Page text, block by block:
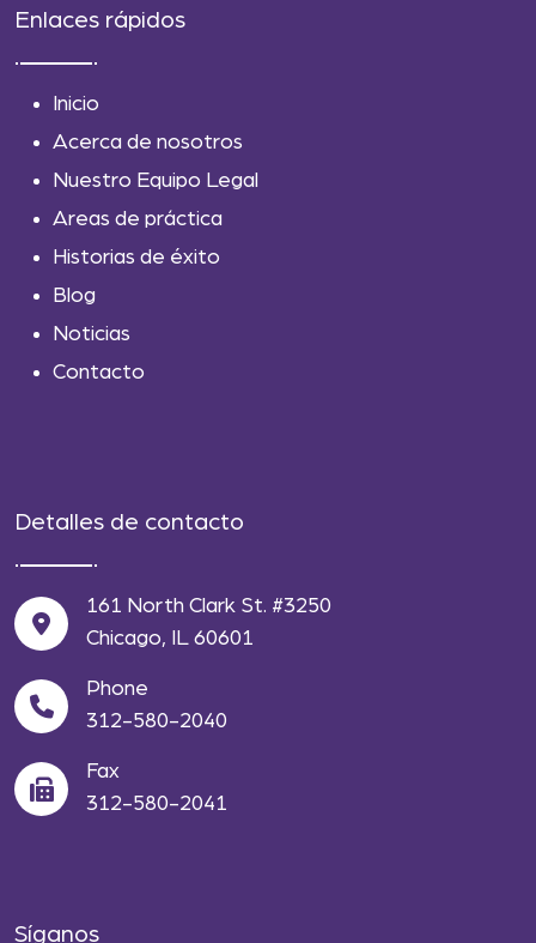
Enlaces rápidos
Inicio
Acerca de nosotros
Nuestro Equipo Legal
Areas de práctica
Historias de éxito
Blog
Noticias
Contacto
Detalles de contacto
161 North Clark St. #3250
Chicago, IL 60601
Phone
312-580-2040
Fax
312-580-2041
Síganos